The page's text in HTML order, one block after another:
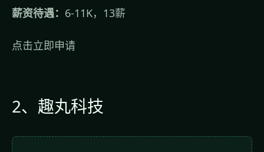
薪资待遇： 6-11K，13薪
点击立即申请
2、趣丸科技